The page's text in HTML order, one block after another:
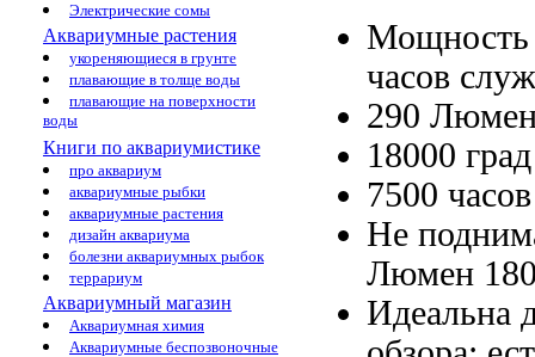
Электрические сомы
Аквариумные растения
укореняющиеся в грунте
плавающие в толще воды
плавающие на поверхности
воды
Книги по аквариумистике
про аквариум
аквариумные рыбки
аквариумные растения
дизайн аквариума
болезни аквариумных рыбок
террариум
Аквариумный магазин
Аквариумная химия
Аквариумные беспозвоночные
часов
290
18000
7500
Не
Люмен
Идеальна